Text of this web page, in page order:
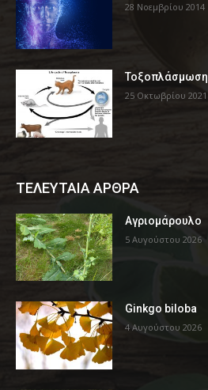
28 Νοεμβρίου 2014
Τοξοπλάσμωση
25 Οκτωβρίου 2021
ΤΕΛΕΥΤΑΙΑ ΑΡΘΡΑ
Αγριομάρουλο
5 Αυγούστου 2026
Ginkgo biloba
4 Αυγούστου 2026